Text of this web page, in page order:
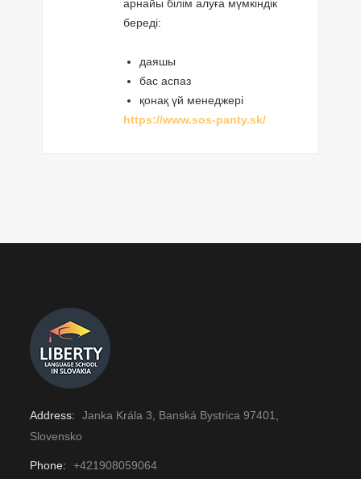
арнайы білім алуға мүмкіндік
береді:
даяшы
бас аспаз
қонақ үй менеджері
https://www.sos-panty.sk/
Address:
Janka Krála 3, Banská Bystrica 97401,
Slovensko
Phone:
+421908059064